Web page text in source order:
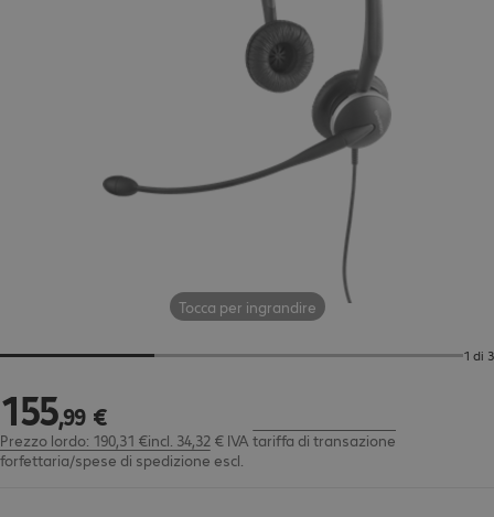
Tocca per ingrandire
1 di 3
155,99 €
155,99 €
Prezzo lordo: 190,31 €incl. 34,32 € IVA tariffa di transazione
forfettaria/spese di spedizione escl.